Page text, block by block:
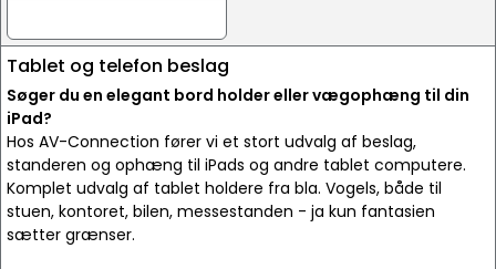
Tablet og telefon beslag
Søger du en elegant bord holder eller vægophæng til din
iPad?
Hos AV-Connection fører vi et stort udvalg af beslag,
standeren og ophæng til iPads og andre tablet computere.
Komplet udvalg af tablet holdere fra bla. Vogels, både til
stuen, kontoret, bilen, messestanden - ja kun fantasien
sætter grænser.